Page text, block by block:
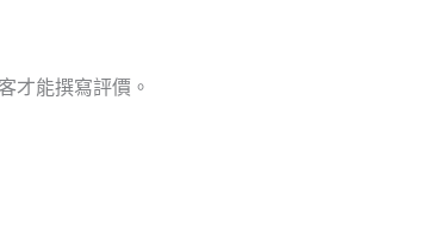
才能撰寫評價。